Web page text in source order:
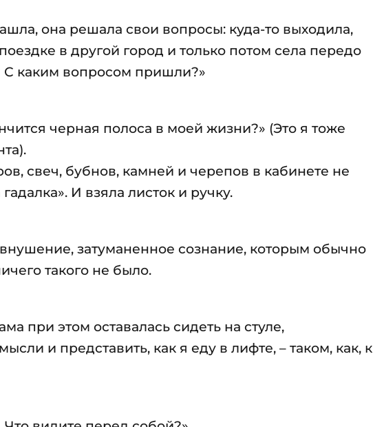
она решала свои вопросы: куда-то выходила,
в другой город и только потом села передо
С каким вопросом пришли?»
черная полоса в моей жизни?» (Это я тоже
свеч, бубнов, камней и черепов в кабинете не
И взяла листок и ручку.
затуманенное сознание, которым обычно
такого не было.
при этом оставалась сидеть на стуле,
и представить, как я еду в лифте, – таком, как, к